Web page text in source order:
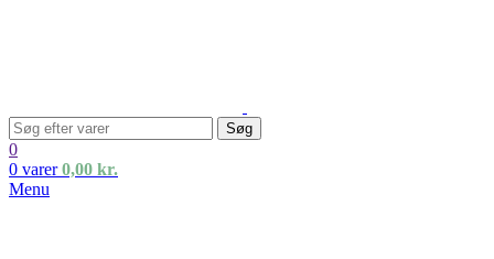
Søg
0
0 varer 0,00 kr.
Menu